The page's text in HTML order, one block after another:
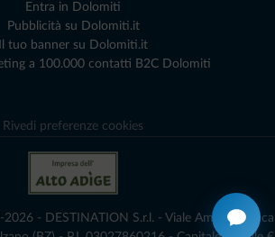
Entra in Dolomiti
Pubblicità su Dolomiti.it
Il tuo banner su Dolomiti.it
a 100.000 contatti B2C Dolomiti
Rivedi preferenze cookies
- DESTINATION S.r.l. - Viale Amedeo Duca